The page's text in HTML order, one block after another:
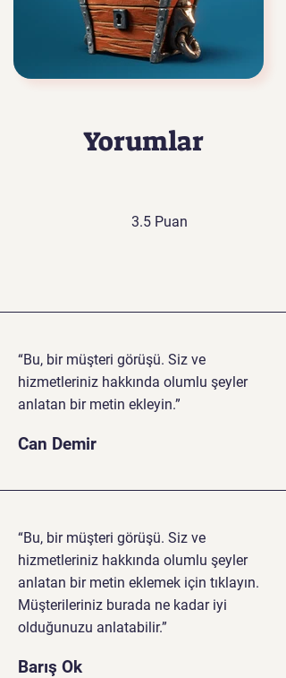
Yorumlar
3.5 Puan
“Bu, bir müşteri görüşü. Siz ve
hizmetleriniz hakkında olumlu şeyler
anlatan bir metin ekleyin.”
Can Demir
“Bu, bir müşteri görüşü. Siz ve
hizmetleriniz hakkında olumlu şeyler
anlatan bir metin eklemek için tıklayın.
Müşterileriniz burada ne kadar iyi
olduğunuzu anlatabilir.”
Barış Ok